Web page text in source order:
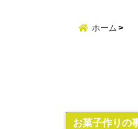
ホーム
お菓子作りの